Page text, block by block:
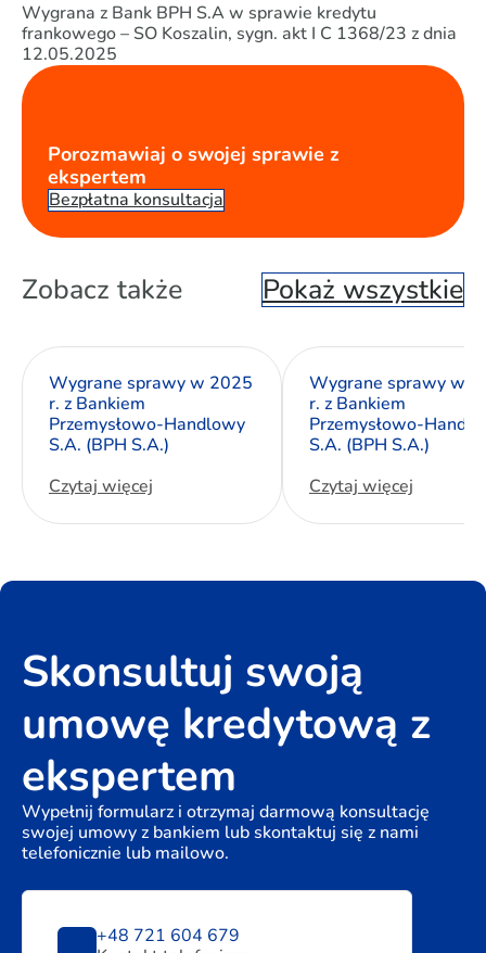
Wygrana z Bank BPH S.A w sprawie kredytu
frankowego – SO Koszalin, sygn. akt I C 1368/23 z dnia
12.05.2025
Porozmawiaj o swojej sprawie z
ekspertem
Bezpłatna konsultacja
Zobacz także Pokaż wszystkie
Wygrane sprawy w 2025
r. z Bankiem
Przemysłowo-Handlowy
S.A. (BPH S.A.)
Czytaj więcej
Wygrane sprawy w
r. z Bankiem
Przemysłowo-
S.A. (BPH S.A.)
Czytaj więcej
Skonsultuj swoją
umowę kredytową z
ekspertem
Wypełnij formularz i otrzymaj darmową konsultację
swojej umowy z bankiem lub skontaktuj się z nami
telefonicznie lub mailowo.
+48 721 604 679